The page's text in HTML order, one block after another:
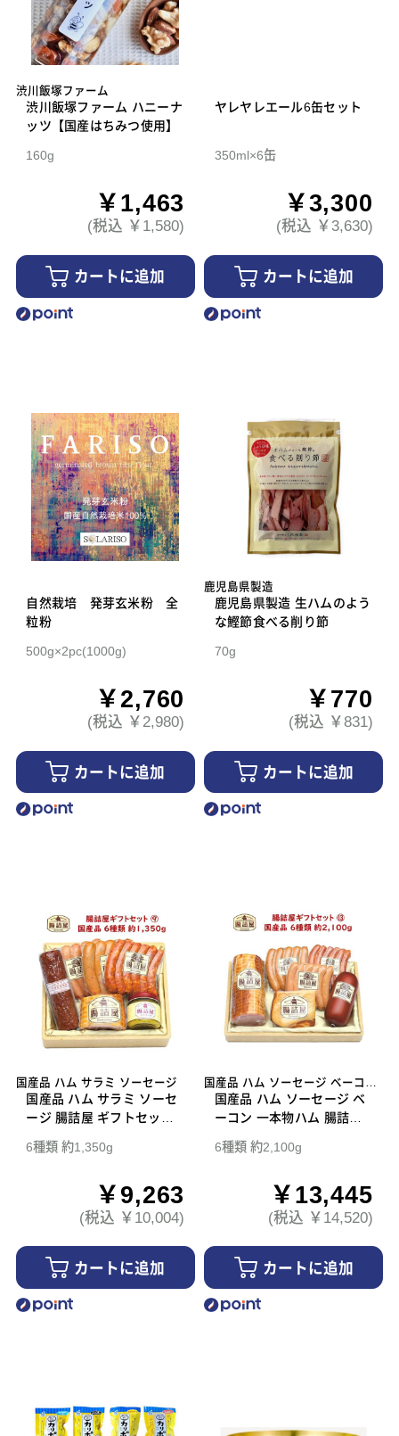
渋川飯塚ファーム
渋川飯塚ファーム ハニーナ
ッツ【国産はちみつ使用】
160g
￥1,463
(税込 ￥1,580)
カートに追加
ヤレヤレエール6缶セット
350ml×6缶
￥3,300
(税込 ￥3,630)
カートに追加
自然栽培 発芽玄米粉 全
粒粉
500g×2pc(1000g)
￥2,760
(税込 ￥2,980)
カートに追加
鹿児島県製造
鹿児島県製造 生ハムのよう
な鰹節食べる削り節
70g
￥770
(税込 ￥831)
カートに追加
国産品 ハム サラミ ソーセージ
国産品 ハム サラミ ソーセ
ージ 腸詰屋 ギフトセット
6種類 約1,350g
￥9,263
(税込 ￥10,004)
カートに追加
国産品 ハム ソーセージ ベーコン
一本物ハム
国産品 ハム ソーセージ ベ
ーコン 一本物ハム 腸詰屋
6種類 約2,100g
￥13,445
(税込 ￥14,520)
カートに追加